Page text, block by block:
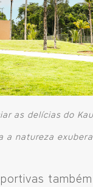
as delícias do
a natureza